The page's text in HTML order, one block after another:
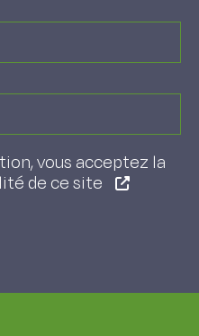
vous acceptez la
de ce site